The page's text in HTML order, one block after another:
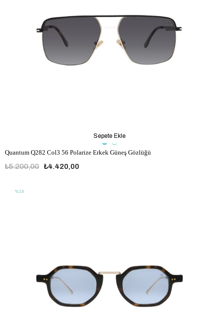
Quantum Q282 Col3 56 Polarize Erkek Güneş Gözlüğü
₺4.420,00
₺5.200,00
Sepete Ekle
%15